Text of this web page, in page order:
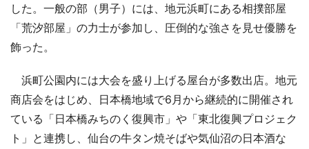
した。一般の部（男子）には、地元浜町にある相撲部屋
「荒汐部屋」の力士が参加し、圧倒的な強さを見せ優勝を
飾った。
浜町公園内には大会を盛り上げる屋台が多数出店。地元
商店会をはじめ、日本橋地域で6月から継続的に開催され
ている「日本橋みちのく復興市」や「東北復興プロジェク
ト」と連携し、仙台の牛タン焼そばや気仙沼の日本酒な